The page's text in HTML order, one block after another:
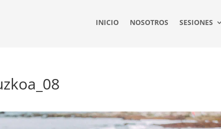
INICIO NOSOTROS SESIONES